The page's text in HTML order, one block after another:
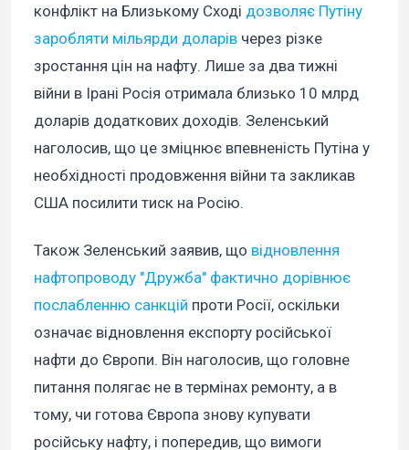
конфлікт на Близькому Сході дозволяє Путіну
заробляти мільярди доларів через різке
зростання цін на нафту. Лише за два тижні
війни в Ірані Росія отримала близько 10 млрд
доларів додаткових доходів. Зеленський
наголосив, що це зміцнює впевненість Путіна у
необхідності продовження війни та закликав
США посилити тиск на Росію.
Також Зеленський заявив, що відновлення
нафтопроводу "Дружба" фактично дорівнює
послабленню санкцій проти Росії, оскільки
означає відновлення експорту російської
нафти до Європи. Він наголосив, що головне
питання полягає не в термінах ремонту, а в
тому, чи готова Європа знову купувати
російську нафту, і попередив, що вимоги